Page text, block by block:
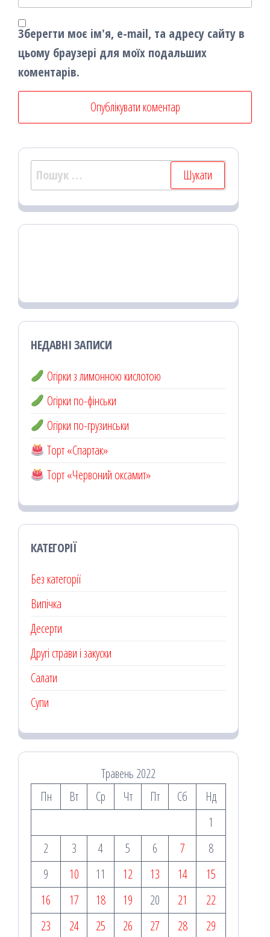
Зберегти моє ім'я, e-mail, та адресу сайту в
цьому браузері для моїх подальших
коментарів.
Пошук:
НЕДАВНІ ЗАПИСИ
Огірки з лимонною кислотою
Огірки по-фінськи
Огірки по-грузинськи
Торт «Спартак»
Торт «Червоний оксамит»
КАТЕГОРІЇ
Без категорії
Випічка
Десерти
Другі страви і закуски
Салати
Супи
Травень 2022
Пн
Вт Ср Чт Пт Сб
Нд
1
2
3 4 5 6 7
8
9
10 11 12 13 14
15
16
17 18 19 20 21
22
23
24 25 26 27 28 29